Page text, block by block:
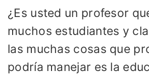
¿Es usted un profesor
muchos estudiantes y
las muchas cosas que
podría manejar es la